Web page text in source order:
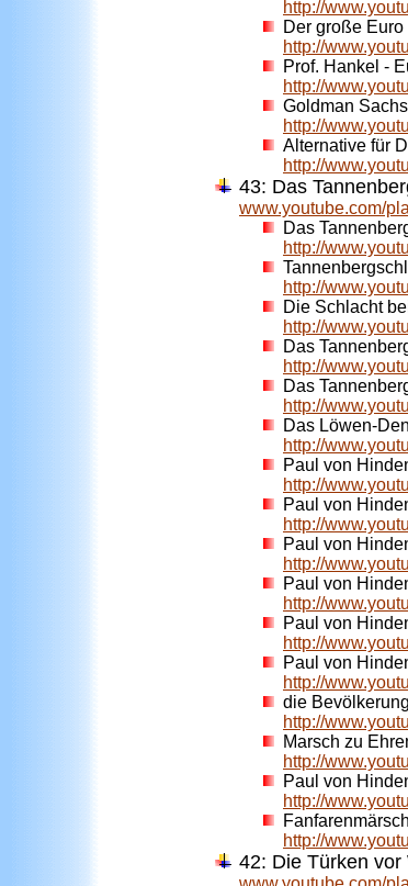
http://
Der große
http://
Prof. Hankel -
http://
Goldman
http://
Alternative für
http://
43: Das
www.youtube.com/
Das
http://
http://
Die Schlacht
http://
Das
http://
Das
http://
Das Löwen-
http://
Paul von
http://
Paul von
http://
Paul von
http://
Paul von
http://
Paul von
http://
Paul von
http://
die
http://
Marsch zu
http://
Paul von
http://
http://
42: Die Türken